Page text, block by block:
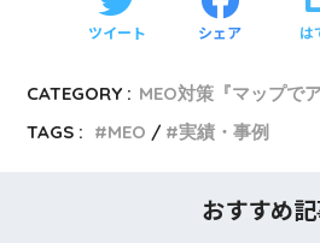
ツイート シェア は
CATEGORY : MEO対策『マップで
TAGS :
MEO 実績・事例
おすすめ